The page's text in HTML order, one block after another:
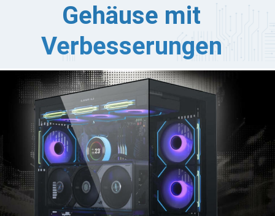
Gehäuse mit
Verbesserungen
LI hat das O11 DYNAMIC MINI V2 vorgestellt, das ein
gestaltetes kompaktes ATX-Gehäuse ist. Mit nur 2
mehr Volumen als das ursprüngliche O11 DYNAMIC
unterstützt die V2-Variante nun ATX-Mainboards in
Größe, Standard-ATX-Netzteile mit bis zu 200 mm
und fortschrittliche Kühlkonfigurationen.